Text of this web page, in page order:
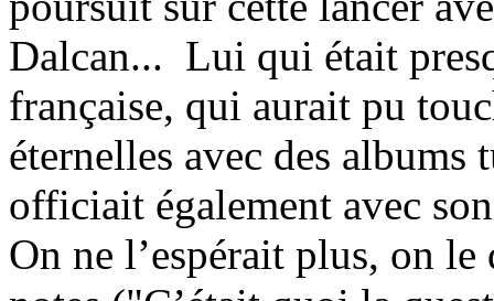
Dalcan... Lui qui était
française, qui aurait pu
éternelles avec des
officiait également avec
On ne l’espérait plus, on